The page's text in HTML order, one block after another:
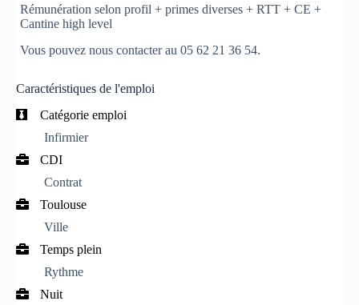
Rémunération selon profil + primes diverses + RTT + CE +
Cantine high level
Vous pouvez nous contacter au 05 62 21 36 54.
Caractéristiques de l'emploi
Catégorie emploi
Infirmier
CDI
Contrat
Toulouse
Ville
Temps plein
Rythme
Nuit